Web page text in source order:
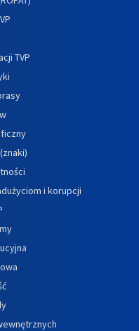
TVP
i korupcji